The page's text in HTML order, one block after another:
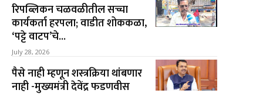
रिपब्लिकन चळवळीतील सच्चा
कार्यकर्ता हरपला; वाडीत शोककळा,
‘पट्टे वाटप’चे...
July 28, 2026
पैसे नाही म्हणून शस्त्रक्रिया थांबणार
नाही -मुख्यमंत्री देवेंद्र फडणवीस